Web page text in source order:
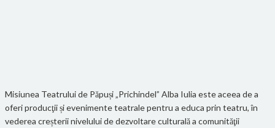
Misiunea Teatrului de Păpuși „Prichindel” Alba Iulia este aceea de a
oferi producţii și evenimente teatrale pentru a educa prin teatru, în
vederea creșterii nivelului de dezvoltare culturală a comunităţii